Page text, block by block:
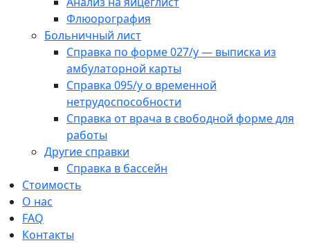
Флюорография
Больничный лист
Справка по форме 027/у — выписка из
амбулаторной карты
Справка 095/у о временной
нетрудоспособности
Справка от врача в свободной форме для
работы
Другие справки
Справка в бассейн
Стоимость
О нас
FAQ
Контакты